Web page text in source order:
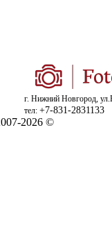
г. Нижний Новгород,
тел: +7-831-2831133
2026 ©